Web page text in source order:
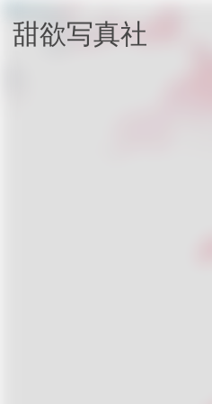
甜欲写真社